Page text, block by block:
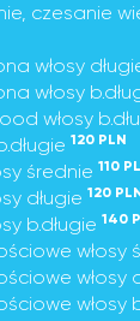
czesanie
włosy
włosy
włosy
120 PLN
średnie 110
długie 120
b.długie 140
włosy
włosy
włosy